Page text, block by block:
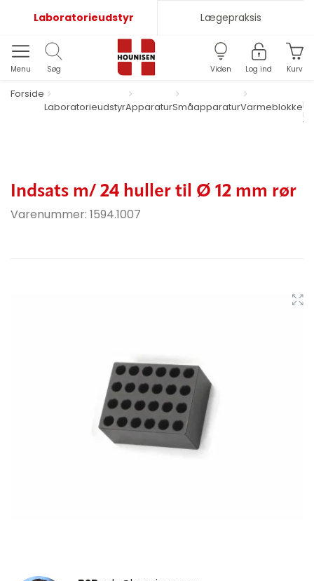
Laboratorieudstyr Lægepraksis
Menu Søg Viden Log ind Kurv
Forside
LaboratorieudstyrApparaturSmåapparaturVarmeblokke
Indsats m/ 24 huller til Ø 12 mm rør
Varenummer: 1594.1007